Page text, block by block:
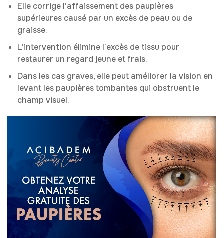
Elle corrige l’affaissement des paupières
supérieures causé par un excès de peau ou de
graisse.
L’intervention élimine l’excès de tissu pour
restaurer un regard jeune et frais.
Dans les cas graves, elle peut améliorer la vision en
levant les paupières tombantes qui obstruent le
champ visuel.